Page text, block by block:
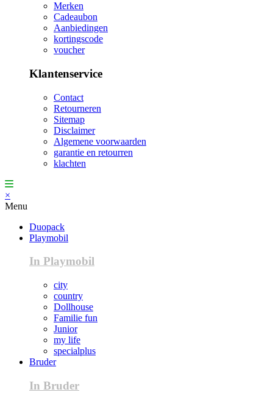
Merken
Cadeaubon
Aanbiedingen
kortingscode
voucher
Klantenservice
Contact
Retourneren
Sitemap
Disclaimer
Algemene voorwaarden
garantie en retourren
klachten
×
Menu
Duopack
Playmobil
In Playmobil
city
country
Dollhouse
Familie fun
Junior
my life
specialplus
Bruder
In Bruder